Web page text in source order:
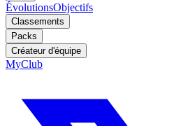
ÉvolutionsObjectifs
Classements
Packs
Créateur d'équipe
MyClub